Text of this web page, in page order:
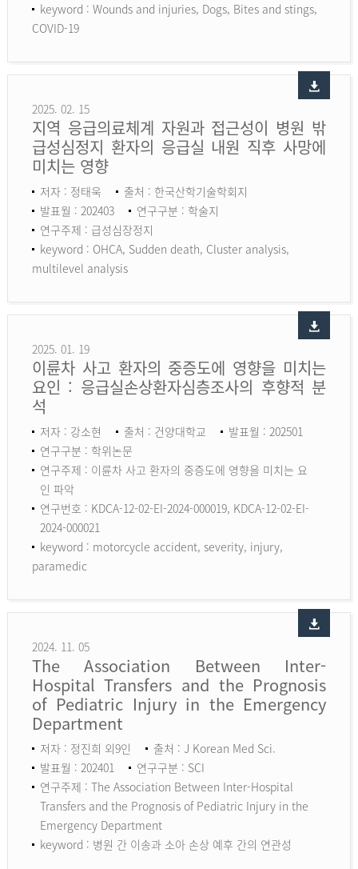
keyword : Wounds and injuries, Dogs, Bites and stings,
COVID-19
2025. 02. 15
지역 응급의료체계 자원과 접근성이 병원 밖
급성심정지 환자의 응급실 내원 직후 사망에
미치는 영향
저자 : 정태욱
출처 : 한국산학기술학회지
발표월 : 202403
연구구분 : 학술지
연구주제 : 급성심장정지
keyword : OHCA, Sudden death, Cluster analysis,
multilevel analysis
2025. 01. 19
이륜차 사고 환자의 중증도에 영향을 미치는
요인 : 응급실손상환자심층조사의 후향적 분
석
저자 : 강소현 출처 : 건양대학교
발표월 : 202501
연구구분 : 학위논문
연구주제 : 이륜차 사고 환자의 중증도에 영향을 미치는 요
인 파악
연구번호 : KDCA-12-02-EI-2024-000019, KDCA-12-02-EI-
2024-000021
keyword : motorcycle accident, severity, injury,
paramedic
2024. 11. 05
The Association Between Inter-
Hospital Transfers and the Prognosis
of Pediatric Injury in the Emergency
Department
저자 : 정진희 외9인
출처 : J Korean Med Sci.
발표월 : 202401
연구구분 : SCI
연구주제 : The Association Between Inter-Hospital
Transfers and the Prognosis of Pediatric Injury in the
Emergency Department
keyword : 병원 간 이송과 소아 손상 예후 간의 연관성